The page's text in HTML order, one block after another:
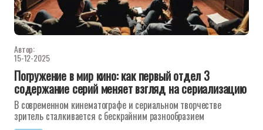
Автор:
15-12-2025
Погружение в мир кино: как первый отдел 3
содержание серий меняет взгляд на сериализацию
В современном кинематографе и сериальном творчестве
зритель сталкивается с бескрайним разнообразием